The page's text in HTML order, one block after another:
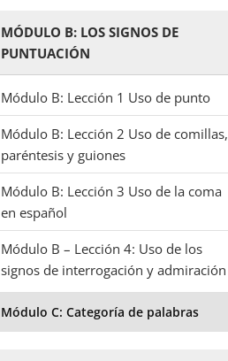
MÓDULO B: LOS SIGNOS DE
PUNTUACIÓN
Módulo B: Lección 1 Uso de punto
Módulo B: Lección 2 Uso de comillas,
paréntesis y guiones
Módulo B: Lección 3 Uso de la coma
en español
Módulo B – Lección 4: Uso de los
signos de interrogación y admiración
Módulo C: Categoría de palabras